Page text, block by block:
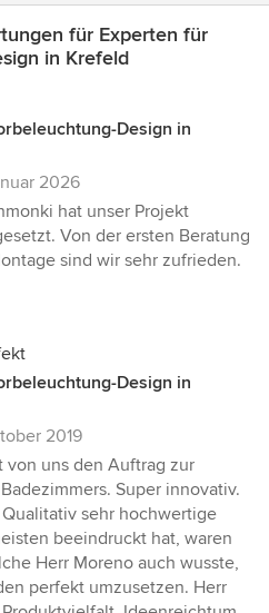
für Experten für
in Krefeld
Design in
2026
hat unser Projekt
Von der ersten Beratung
sind wir sehr zufrieden.
Design in
2019
von uns den Auftrag zur
Super innovativ.
sehr hochwertige
beeindruckt hat, waren
Herr Moreno auch wusste,
perfekt umzusetzen. Herr